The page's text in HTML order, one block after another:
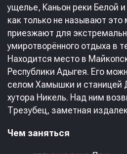
ущелье, Каньон реки Белой
как только не называют
приезжают для
умиротворённого отдыха в
Находится место в
Республики Адыгея. Его
селом Хамышки и станицей
хутора Никель. Над ним
Трезубец, заметная
Чем заняться